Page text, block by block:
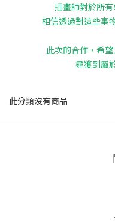
插畫師對於所
相信透過對這些事
此次的合作，希
尋獲到屬
此分類沒有商品